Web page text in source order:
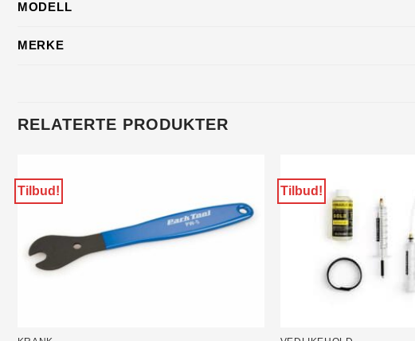
MODELL
MERKE
RELATERTE PRODUKTER
Tilbud! Tilbud!